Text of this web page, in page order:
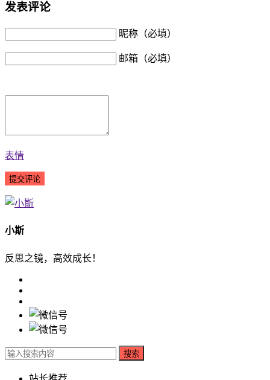
发表评论
昵称（必填）
邮箱（必填）
表情
小斯
反思之镜，高效成长！
搜索